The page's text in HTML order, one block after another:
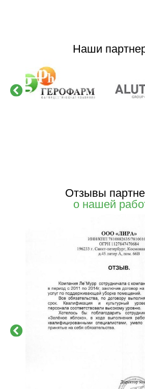
Наши
Отзывы
о нашей